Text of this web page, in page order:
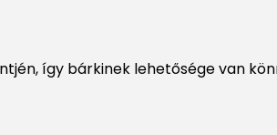
így bárkinek lehetősége van